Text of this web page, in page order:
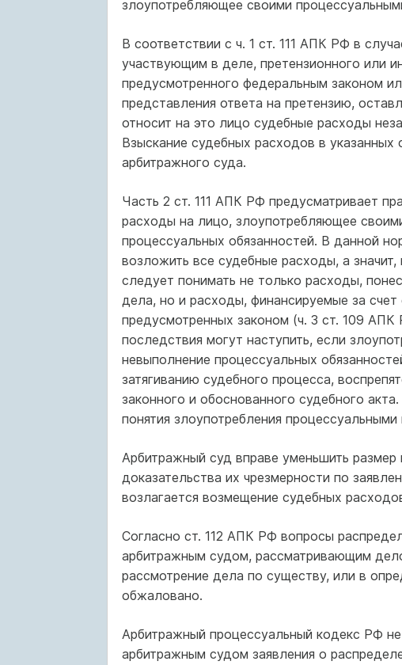
злоупотребляющее своими
В соответствии с ч. 1 ст. 111 АПК РФ в
участвующим в деле, претензионного или
предусмотренного федеральным законом
представления ответа на претензию,
относит на это лицо судебные расходы
Взыскание судебных расходов в указанных
арбитражного суда.
Часть 2 ст. 111 АПК РФ предусматривает
расходы на лицо, злоупотребляющее
процессуальных обязанностей. В данной
возложить все судебные расходы, а
следует понимать не только расходы,
дела, но и расходы, финансируемые за
предусмотренных законом (ч. 3 ст. 109
последствия могут наступить, если
невыполнение процессуальных
затягиванию судебного процесса,
законного и обоснованного судебного
понятия злоупотребления процессуальными
Арбитражный суд вправе уменьшить
доказательства их чрезмерности по
возлагается возмещение судебных
Согласно ст. 112 АПК РФ вопросы
арбитражным судом, рассматривающим
рассмотрение дела по существу, или в
обжаловано.
Арбитражный процессуальный кодекс РФ
арбитражным судом заявления о